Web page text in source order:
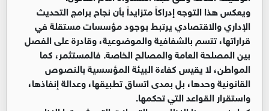
ويعكس هذا التوجه إدراكاً متزايداً بأن نجاح برامج التحديث
الإداري والاقتصادي يرتبط بوجود مؤسسات مستقلة في
قراراتها، تتسم بالشفافية والموضوعية، وقادرة على الفصل
بين المصلحة العامة والمصالح الخاصة. فالمستثمر، كما
المواطن، لا يقيس كفاءة البيئة المؤسسية بالنصوص
القانونية وحدها، بل بمدى اتساق تطبيقها، وعدالة إنفاذها،
واستقرار القواعد التي تحكمها.